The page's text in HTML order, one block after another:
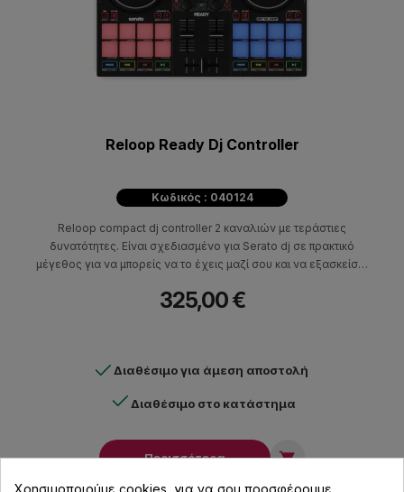
Reloop Ready Dj Controller
Κωδικός : 040124
Reloop compact dj controller 2 καναλιών με τεράστιες
δυνατότητες. Είναι σχεδιασμένο για Serato dj σε πρακτικό
μέγεθος για να μπορείς να το έχεις μαζί σου και να εξασκείσαι
325,00 €
Διαθέσιμο για άμεση αποστολή
Διαθέσιμο στο κατάστημα
Περισσότερα 
Χρησιμοποιούμε cookies, για να σου προσφέρουμε